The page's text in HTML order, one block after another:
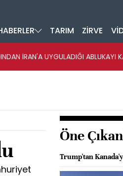
TARIM ZİRVE
İRAN'A UYGULADIĞI ABLUKAYI
Öne
Trump'tan